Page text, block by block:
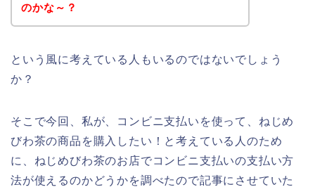
のかな～？
という風に考えている人もいるのではないでしょう
か？
そこで今回、私が、コンビニ支払いを使って、ねじめ
びわ茶の商品を購入したい！と考えている人のため
に、ねじめびわ茶のお店でコンビニ支払いの支払い方
法が使えるのかどうかを調べたので記事にさせていた